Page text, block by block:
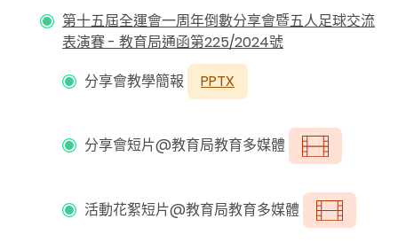
第十五屆全運會一周年倒數分享會暨五人足球交流
表演賽- 教育局通函第225/2024號
分享會教學簡報
PPTX
分享會短片@教育局教育多媒體
活動花絮短片@教育局教育多媒體